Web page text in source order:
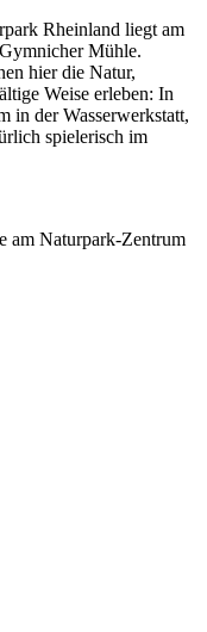
Rheinland liegt am
Mühle.
hier die Natur,
Weise erleben: In
in der Wasserwerkstatt,
spielerisch im
am Naturpark-Zentrum